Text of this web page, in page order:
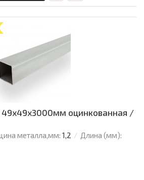
49х49x3000мм оцинкованная /
металла,мм: 1,2
Длина (мм):